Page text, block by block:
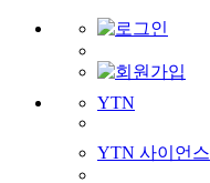
YTN
YTN 사이언스